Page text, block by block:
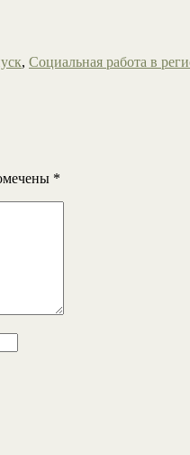
, Социальная работа в
*